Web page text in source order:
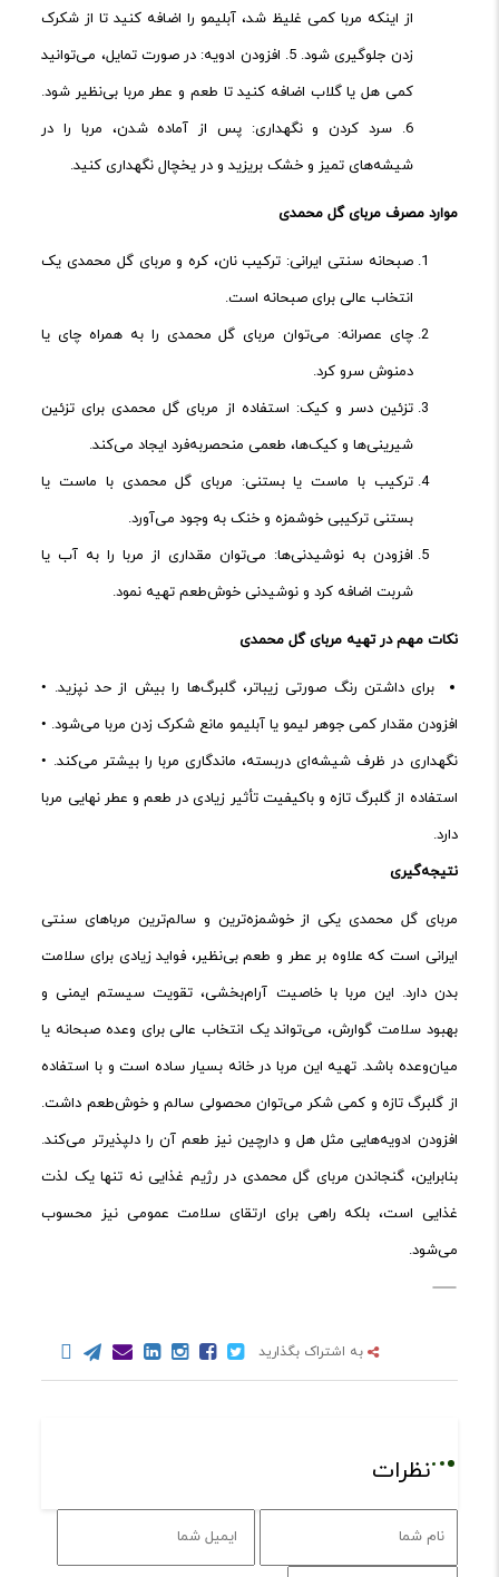
از اینکه مربا کمی غلیظ شد، آبلیمو را اضافه کنید تا از شکرک
زدن جلوگیری شود. 5. افزودن ادویه: در صورت تمایل، می‌توانید
کمی هل یا گلاب اضافه کنید تا طعم و عطر مربا بی‌نظیر شود.
6. سرد کردن و نگهداری: پس از آماده شدن، مربا را در
شیشه‌های تمیز و خشک بریزید و در یخچال نگهداری کنید.
موارد مصرف مربای گل محمدی
صبحانه سنتی ایرانی: ترکیب نان، کره و مربای گل محمدی یک
انتخاب عالی برای صبحانه است.
چای عصرانه: می‌توان مربای گل محمدی را به همراه چای یا
دمنوش سرو کرد.
تزئین دسر و کیک: استفاده از مربای گل محمدی برای تزئین
شیرینی‌ها و کیک‌ها، طعمی منحصر‌به‌فرد ایجاد می‌کند.
ترکیب با ماست یا بستنی: مربای گل محمدی با ماست یا
بستنی ترکیبی خوشمزه و خنک به وجود می‌آورد.
افزودن به نوشیدنی‌ها: می‌توان مقداری از مربا را به آب یا
شربت اضافه کرد و نوشیدنی خوش‌طعم تهیه نمود.
نکات مهم در تهیه مربای گل محمدی
برای داشتن رنگ صورتی زیباتر، گلبرگ‌ها را بیش از حد نپزید. •
افزودن مقدار کمی جوهر لیمو یا آبلیمو مانع شکرک زدن مربا می‌شود. •
نگهداری در ظرف شیشه‌ای دربسته، ماندگاری مربا را بیشتر می‌کند. •
استفاده از گلبرگ تازه و باکیفیت تأثیر زیادی در طعم و عطر نهایی مربا
دارد.
نتیجه‌گیری
مربای گل محمدی یکی از خوشمزه‌ترین و سالم‌ترین مرباهای سنتی
ایرانی است که علاوه بر عطر و طعم بی‌نظیر، فواید زیادی برای سلامت
بدن دارد. این مربا با خاصیت آرام‌بخشی، تقویت سیستم ایمنی و
بهبود سلامت گوارش، می‌تواند یک انتخاب عالی برای وعده صبحانه یا
میان‌وعده باشد. تهیه این مربا در خانه بسیار ساده است و با استفاده
از گلبرگ تازه و کمی شکر می‌توان محصولی سالم و خوش‌طعم داشت.
افزودن ادویه‌هایی مثل هل و دارچین نیز طعم آن را دلپذیرتر می‌کند.
بنابراین، گنجاندن مربای گل محمدی در رژیم غذایی نه تنها یک لذت
غذایی است، بلکه راهی برای ارتقای سلامت عمومی نیز محسوب
می‌شود.
به اشتراک بگذارید
نظرات